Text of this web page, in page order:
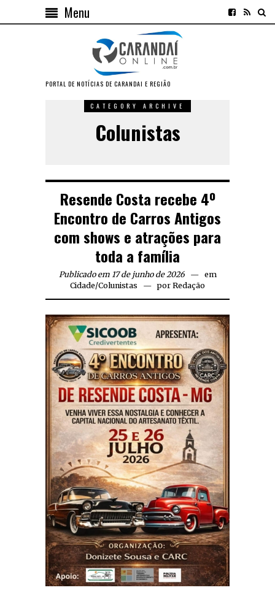
Menu
PORTAL DE NOTÍCIAS DE CARANDAI E REGIÃO
CATEGORY ARCHIVE
Colunistas
Resende Costa recebe 4º
Encontro de Carros Antigos
com shows e atrações para
toda a família
Publicado em 17 de junho de 2026
em
Cidade/Colunistas por Redação